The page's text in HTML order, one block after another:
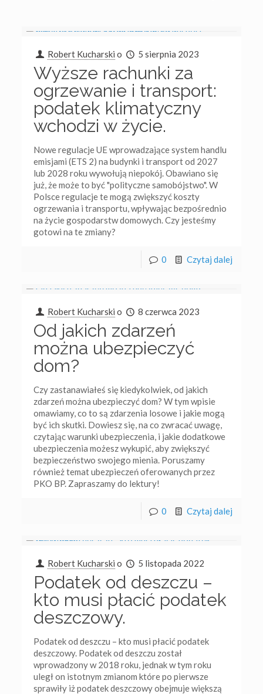
Robert Kucharski o 5 sierpnia 2023
Wyższe rachunki za
ogrzewanie i transport:
podatek klimatyczny
wchodzi w życie.
Nowe regulacje UE wprowadzające system handlu
emisjami (ETS 2) na budynki i transport od 2027
lub 2028 roku wywołują niepokój. Obawiano się
już, że może to być "polityczne samobójstwo". W
Polsce regulacje te mogą zwiększyć koszty
ogrzewania i transportu, wpływając bezpośrednio
na życie gospodarstw domowych. Czy jesteśmy
gotowi na te zmiany?
0 Czytaj dalej
Robert Kucharski o 8 czerwca 2023
Od jakich zdarzeń
można ubezpieczyć
dom?
Czy zastanawiałeś się kiedykolwiek, od jakich
zdarzeń można ubezpieczyć dom? W tym wpisie
omawiamy, co to są zdarzenia losowe i jakie mogą
być ich skutki. Dowiesz się, na co zwracać uwagę,
czytając warunki ubezpieczenia, i jakie dodatkowe
ubezpieczenia możesz wykupić, aby zwiększyć
bezpieczeństwo swojego mienia. Poruszamy
również temat ubezpieczeń oferowanych przez
PKO BP. Zapraszamy do lektury!
0 Czytaj dalej
Robert Kucharski o 5 listopada 2022
Podatek od deszczu –
kto musi płacić podatek
deszczowy.
Podatek od deszczu – kto musi płacić podatek
deszczowy. Podatek od deszczu został
wprowadzony w 2018 roku, jednak w tym roku
uległ on istotnym zmianom które po pierwsze
sprawiły iż podatek deszczowy obejmuje większą